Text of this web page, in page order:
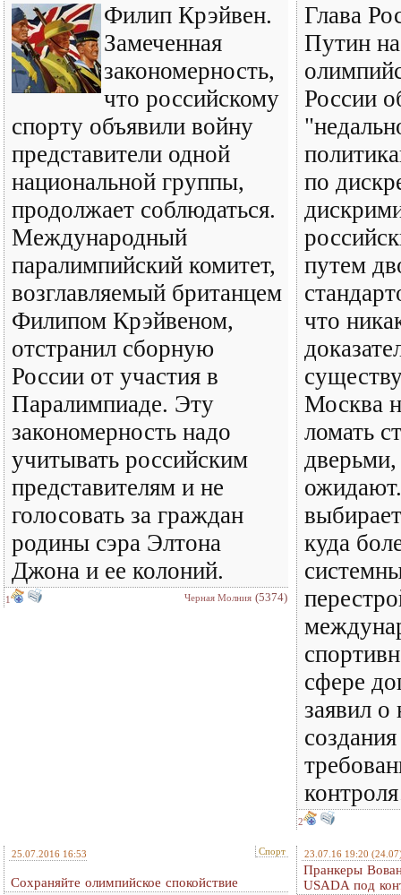
Филип Крэйвен.
Замеченная
закономерность,
что российскому
спорту объявили войну
представители одной
национальной группы,
продолжает соблюдаться.
Международный
паралимпийский комитет,
возглавляемый британцем
Филипом Крэйвеном,
отстранил сборную
России от участия в
Паралимпиаде. Эту
закономерность надо
учитывать российским
представителям и не
голосовать за граждан
родины сэра Элтона
Джона и ее колоний.
1 Черная Молния (5374)
Глава
Путин на
России
по
путем
что
Москва
ломать
дверьми,
куда
сфере
заявил о
2
25.07.2016 16:53 Спорт
Сохраняйте олимпийское спокойствие
23.07.16 19:20
Пранкеры
USADA под